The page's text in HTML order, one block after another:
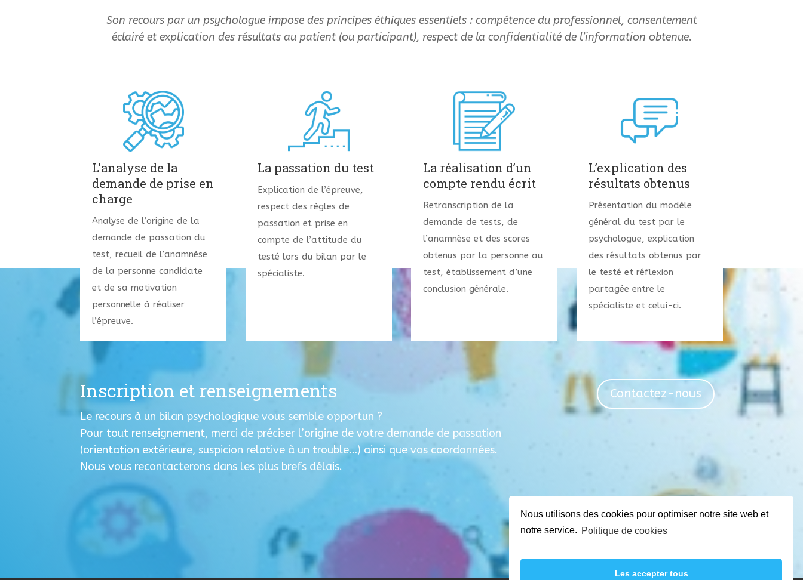
Nous utilisons des cookies pour optimiser notre site web et
notre service. Politique de cookies
Les accepter tous
Son recours par un psychologue impose des principes éthiques essentiels : compétence du professionnel, consentement
éclairé et explication des résultats au patient (ou participant), respect de la confidentialité de l’information obtenue.
L’analyse de la
demande de prise en
charge
Analyse de l’origine de la
demande de passation du
test, recueil de l’anamnèse
de la personne candidate
et de sa motivation
personnelle à réaliser
l’épreuve.
La passation du test
Explication de l’épreuve,
respect des règles de
passation et prise en
compte de l’attitude du
testé lors du bilan par le
spécialiste.
La réalisation d’un
compte rendu écrit
Retranscription de la
demande de tests, de
l’anamnèse et des scores
obtenus par la personne au
test, établissement d’une
conclusion générale.
L’explication des
résultats obtenus
Présentation du modèle
général du test par le
psychologue, explication
des résultats obtenus par
le testé et réflexion
partagée entre le
spécialiste et celui-ci.
Inscription et renseignements
Le recours à un bilan psychologique vous semble opportun ?
Pour tout renseignement, merci de préciser l’origine de votre demande de passation
(orientation extérieure, suspicion relative à un trouble…) ainsi que vos coordonnées.
Nous vous recontacterons dans les plus brefs délais.
Contactez-nous